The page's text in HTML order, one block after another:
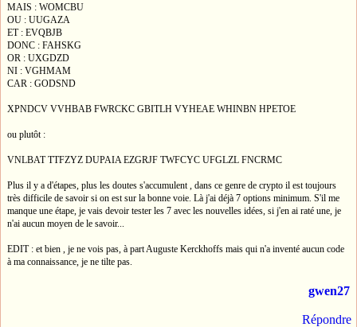
MAIS : WOMCBU
OU : UUGAZA
ET : EVQBJB
DONC : FAHSKG
OR : UXGDZD
NI : VGHMAM
CAR : GODSND
XPNDCV VVHBAB FWRCKC GBITLH VYHEAE WHINBN HPETOE
ou plutôt :
VNLBAT TTFZYZ DUPAIA EZGRJF TWFCYC UFGLZL FNCRMC
Plus il y a d'étapes, plus les doutes s'accumulent , dans ce genre de crypto il est toujours
très difficile de savoir si on est sur la bonne voie. Là j'ai déjà 7 options minimum. S'il me
manque une étape, je vais devoir tester les 7 avec les nouvelles idées, si j'en ai raté une, je
n'ai aucun moyen de le savoir...
EDIT : et bien , je ne vois pas, à part Auguste Kerckhoffs mais qui n'a inventé aucun code
à ma connaissance, je ne tilte pas.
gwen27
Répondre